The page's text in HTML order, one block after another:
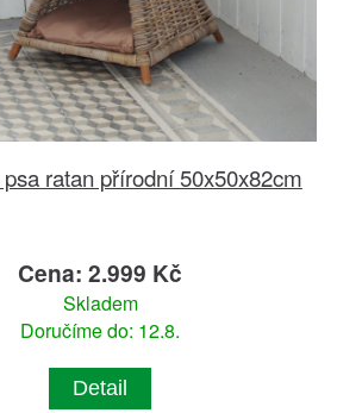
ratan přírodní 50x50x82cm
Cena: 2.999 Kč
Skladem
Doručíme do: 12.8.
Detail